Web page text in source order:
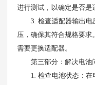
进行测试，以确定是否是
3. 检查适配器输出电
压，确保其符合规格要
需要更换适配器。
第三部分：解决电池
1. 检查电池状态：在